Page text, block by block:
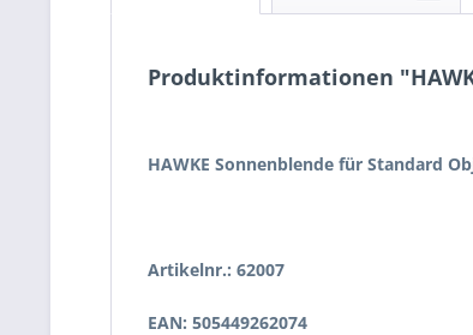
Produktinformationen
HAWKE Sonnenblende für Standard
Artikelnr.: 62007
EAN: 505449262074